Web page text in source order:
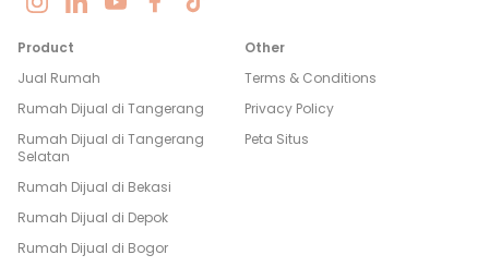
Product
Jual Rumah
Rumah Dijual di Tangerang
Rumah Dijual di Tangerang
Selatan
Rumah Dijual di Bekasi
Rumah Dijual di Depok
Rumah Dijual di Bogor
Other
Terms & Conditions
Privacy Policy
Peta Situs